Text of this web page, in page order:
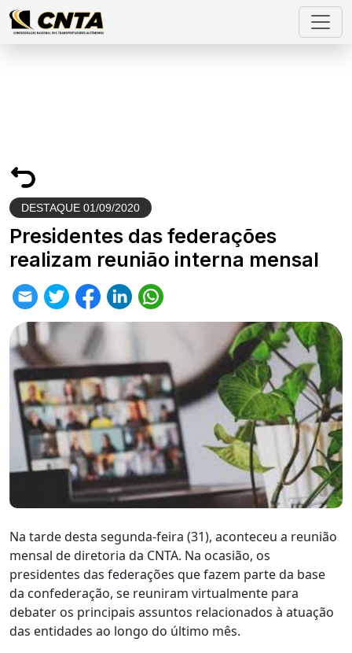
DESTAQUE 01/09/2020
Presidentes das federações
realizam reunião interna mensal
Na tarde desta segunda-feira (31), aconteceu a reunião
mensal de diretoria da CNTA. Na ocasião, os
presidentes das federações que fazem parte da base
da confederação, se reuniram virtualmente para
debater os principais assuntos relacionados à atuação
das entidades ao longo do último mês.